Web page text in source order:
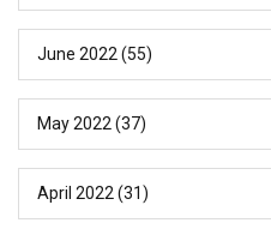
June 2022 (55)
May 2022 (37)
April 2022 (31)